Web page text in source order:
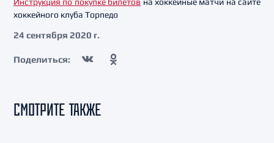
хоккейного клуба Торпедо
24 сентября 2020 г.
Поделиться:
СМОТРИТЕ ТАКЖЕ